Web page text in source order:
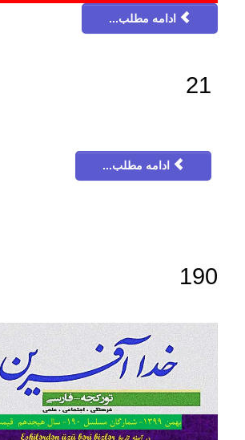
ادامه مطلب...
21
ادامه مطلب...
190